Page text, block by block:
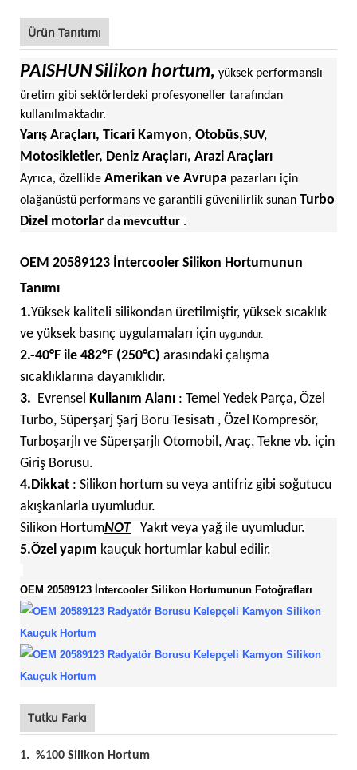
Ürün Tanıtımı
PAISHUNSilikon hortum, yüksek performanslı
üretim gibi sektörlerdeki profesyoneller tarafından
kullanılmaktadır.
Yarış Araçları, Ticari Kamyon, Otobüs,SUV,
Motosikletler, Deniz Araçları, Arazi Araçları
Ayrıca, özellikle Amerikan ve Avrupa pazarları için
olağanüstü performans ve garantili güvenilirlik sunan Turbo
Dizel motorlar da mevcuttur .
OEM 20589123 İntercooler Silikon Hortumunun
Tanımı
1.Yüksek kaliteli silikondan üretilmiştir, yüksek sıcaklık
ve yüksek basınç uygulamaları için uygundur.
2.-40°F ile 482°F (250°C) arasındaki çalışma
sıcaklıklarına dayanıklıdır.
3. Evrensel Kullanım Alanı : Temel Yedek Parça, Özel
Turbo, Süperşarj Şarj Boru Tesisatı , Özel Kompresör,
Turboşarjlı ve Süperşarjlı Otomobil, Araç, Tekne vb. için
Giriş Borusu.
4.Dikkat : Silikon hortum su veya antifriz gibi soğutucu
akışkanlarla uyumludur.
Silikon HortumNOT
Yakıt veya yağ ile uyumludur.
5.Özel yapım kauçuk hortumlar kabul edilir.
OEM 20589123 İntercooler Silikon Hortumunun Fotoğrafları
Tutku Farkı
1. %100 Silikon Hortum